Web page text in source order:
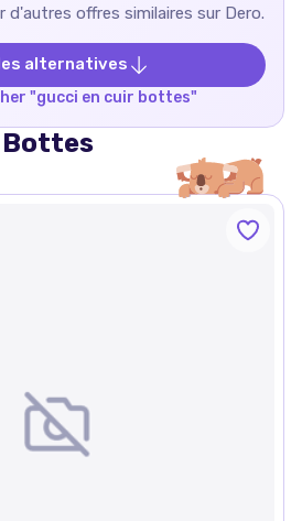
d'autres offres similaires sur Dero.
alternatives
"gucci en cuir bottes"
Bottes